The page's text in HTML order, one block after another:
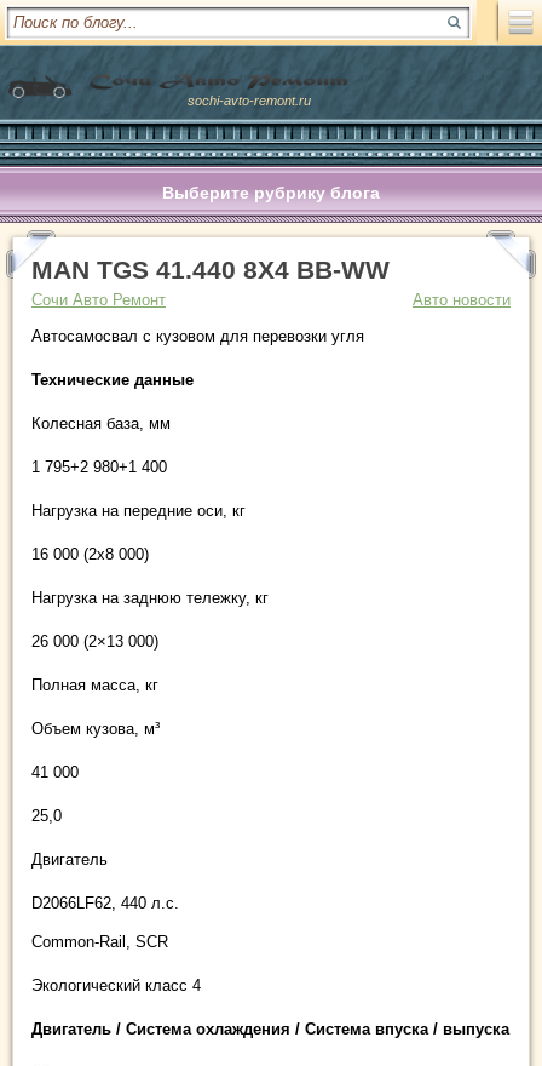
sochi-avto-remont.ru
Выберите рубрику блога
MAN TGS 41.440 8X4 BB-WW
Сочи Авто Ремонт
Авто новости
Автосамосвал c кузовом для перевозки угля
Технические данные
Колесная база, мм
1 795+2 980+1 400
Нагрузка на передние оси, кг
16 000 (2х8 000)
Нагрузка на заднюю тележку, кг
26 000 (2×13 000)
Полная масса, кг
Объем кузова, м³
41 000
25,0
Двигатель
D2066LF62, 440 л.с.
Common-Rail, SCR
Экологический класс 4
Двигатель / Система охлаждения / Система впуска / выпуска